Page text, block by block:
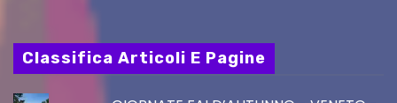
Classifica Articoli E Pagine